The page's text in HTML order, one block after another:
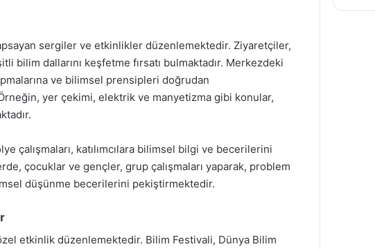
sergiler ve etkinlikler düzenlemektedir. Ziyaretçiler,
bilim dallarını keşfetme fırsatı bulmaktadır. Merkezdeki
ve bilimsel prensipleri doğrudan
yer çekimi, elektrik ve manyetizma gibi konular,
çalışmaları, katılımcılara bilimsel bilgi ve becerilerini
çocuklar ve gençler, grup çalışmaları yaparak, problem
düşünme becerilerini pekiştirmektedir.
etkinlik düzenlemektedir. Bilim Festivali, Dünya Bilim